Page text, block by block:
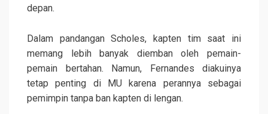
depan.
Dalam pandangan Scholes, kapten tim saat ini
memang lebih banyak diemban oleh pemain-
pemain bertahan. Namun, Fernandes diakuinya
tetap penting di MU karena perannya sebagai
pemimpin tanpa ban kapten di lengan.